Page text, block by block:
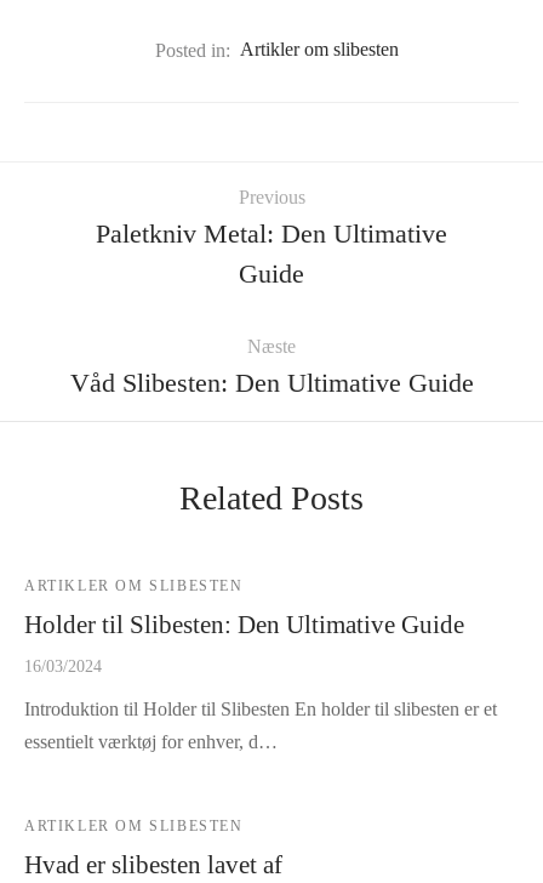
Posted in: Artikler om slibesten
Previous
Paletkniv Metal: Den Ultimative
Guide
Næste
Våd Slibesten: Den Ultimative Guide
Related Posts
ARTIKLER OM SLIBESTEN
Holder til Slibesten: Den Ultimative Guide
16/03/2024
Introduktion til Holder til Slibesten En holder til slibesten er et
essentielt værktøj for enhver, d…
ARTIKLER OM SLIBESTEN
Hvad er slibesten lavet af